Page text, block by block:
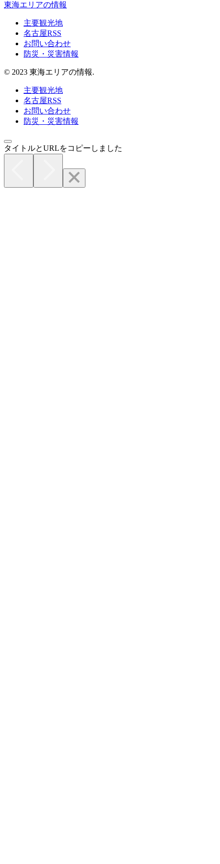
東海エリアの情報
主要観光地
名古屋RSS
お問い合わせ
防災・災害情報
© 2023 東海エリアの情報.
主要観光地
名古屋RSS
お問い合わせ
防災・災害情報
タイトルとURLをコピーしました